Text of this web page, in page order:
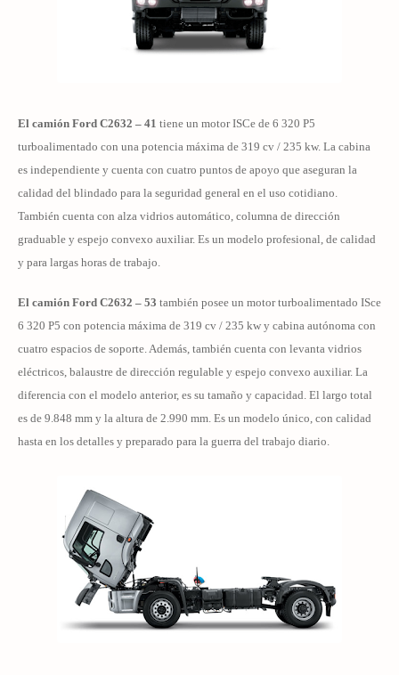
El camión Ford C2632 – 41 tiene un motor ISCe de 6 320 P5
turboalimentado con una potencia máxima de 319 cv / 235 kw. La cabina
es independiente y cuenta con cuatro puntos de apoyo que aseguran la
calidad del blindado para la seguridad general en el uso cotidiano.
También cuenta con alza vidrios automático, columna de dirección
graduable y espejo convexo auxiliar. Es un modelo profesional, de calidad
y para largas horas de trabajo.
El camión Ford C2632 – 53 también posee un motor turboalimentado ISce
6 320 P5 con potencia máxima de 319 cv / 235 kw y cabina autónoma con
cuatro espacios de soporte. Además, también cuenta con levanta vidrios
eléctricos, balaustre de dirección regulable y espejo convexo auxiliar. La
diferencia con el modelo anterior, es su tamaño y capacidad. El largo total
es de 9.848 mm y la altura de 2.990 mm. Es un modelo único, con calidad
hasta en los detalles y preparado para la guerra del trabajo diario.